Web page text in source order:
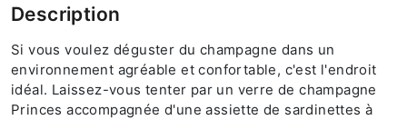
Description
Si vous voulez déguster du champagne dans un
environnement agréable et confortable, c'est l'endroit
idéal. Laissez-vous tenter par un verre de champagne
Princes accompagnée d'une assiette de sardinettes à